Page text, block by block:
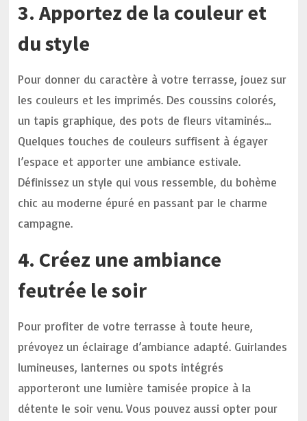
3. Apportez de la couleur et
du style
Pour donner du caractère à votre terrasse, jouez sur
les couleurs et les imprimés. Des coussins colorés,
un tapis graphique, des pots de fleurs vitaminés…
Quelques touches de couleurs suffisent à égayer
l’espace et apporter une ambiance estivale.
Définissez un style qui vous ressemble, du bohème
chic au moderne épuré en passant par le charme
campagne.
4. Créez une ambiance
feutrée le soir
Pour profiter de votre terrasse à toute heure,
prévoyez un éclairage d’ambiance adapté. Guirlandes
lumineuses, lanternes ou spots intégrés
apporteront une lumière tamisée propice à la
détente le soir venu. Vous pouvez aussi opter pour